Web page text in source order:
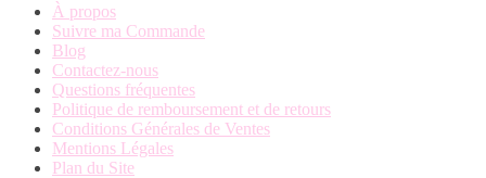
À propos
Suivre ma Commande
Blog
Contactez-nous
Questions fréquentes
Politique de remboursement et de retours
Conditions Générales de Ventes
Mentions Légales
Plan du Site